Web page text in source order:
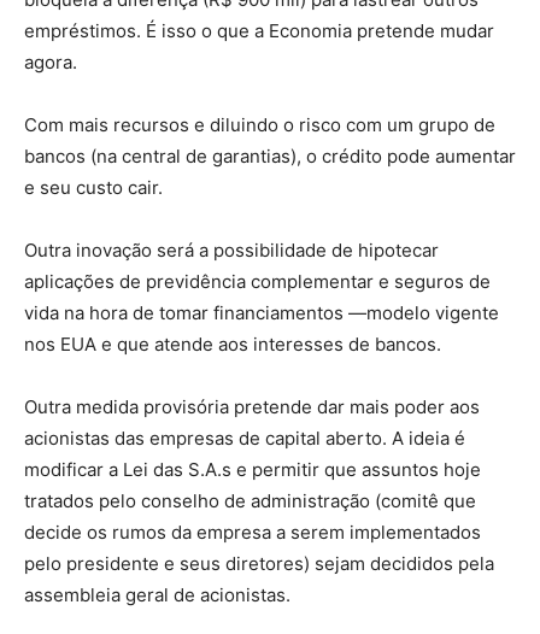
empréstimos. É isso o que a Economia pretende mudar
agora.
Com mais recursos e diluindo o risco com um grupo de
bancos (na central de garantias), o crédito pode aumentar
e seu custo cair.
Outra inovação será a possibilidade de hipotecar
aplicações de previdência complementar e seguros de
vida na hora de tomar financiamentos —modelo vigente
nos EUA e que atende aos interesses de bancos.
Outra medida provisória pretende dar mais poder aos
acionistas das empresas de capital aberto. A ideia é
modificar a Lei das S.A.s e permitir que assuntos hoje
tratados pelo conselho de administração (comitê que
decide os rumos da empresa a serem implementados
pelo presidente e seus diretores) sejam decididos pela
assembleia geral de acionistas.